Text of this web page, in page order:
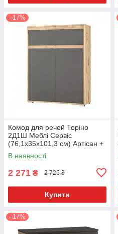
–17%
Комод для речей Торіно
2Д1Ш Меблі Сервіс
(76,1х35х101,3 см) Артісан +
сірий
В наявності
2 271 ₴ 2 726 ₴
Купити
–17%